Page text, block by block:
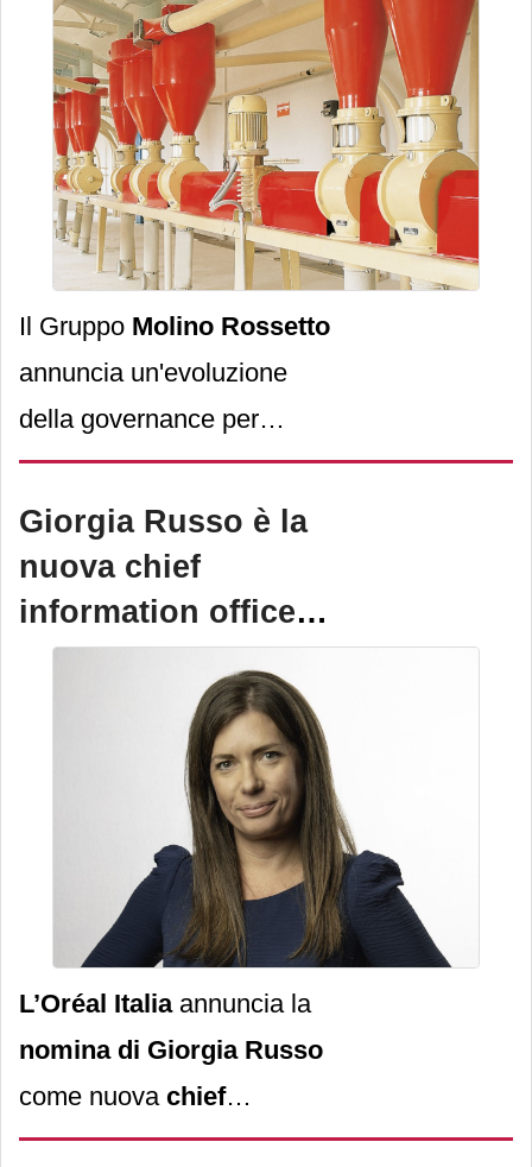
due business unit
Il Gruppo Molino Rossetto
annuncia un'evoluzione
della governance per
rafforzare la
specializzazionedelle aree
di business e accelerare la
crescita sui mercati
nazionali e internazionali.
Giorgia Russo è la
nuova chief
information officer
di L’oréal Italia
L’Oréal Italia annuncia la
nomina di Giorgia Russo
come nuova chief
information officer per